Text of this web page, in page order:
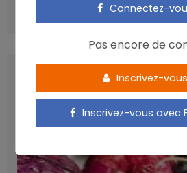
Connectez-
Pas encore de
Inscrivez-
Inscrivez-vous avec